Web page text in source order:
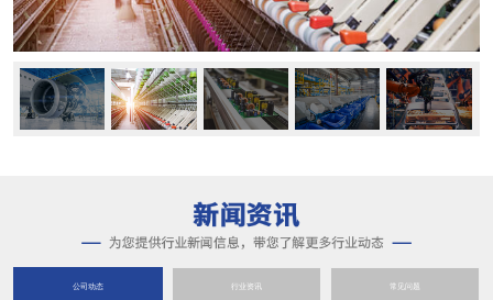
公司动态 行业资讯 常见问题